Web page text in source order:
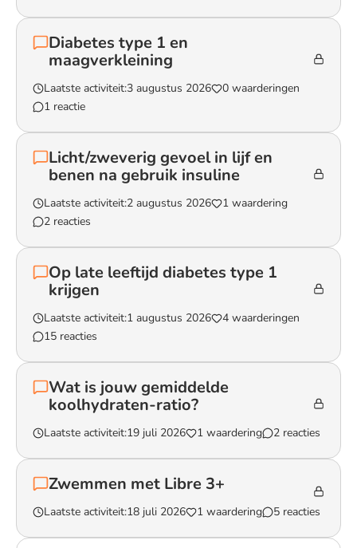
Diabetes type 1 en
maagverkleining
Laatste activiteit:3 augustus 2026
0 waarderingen
1 reactie
Licht/zweverig gevoel in lijf en
benen na gebruik insuline
Laatste activiteit:2 augustus 2026
1 waardering
2 reacties
Lees het gesprek `Licht/zweverig gevoel in lijf en benen na
Op late leeftijd diabetes type 1
krijgen
Laatste activiteit:1 augustus 2026
4 waarderingen
15 reacties
Wat is jouw gemiddelde
koolhydraten-ratio?
Laatste activiteit:19 juli 2026 1 waardering
2 reacties
Lees het gesprek `Wat is jouw gemiddelde koolhydraten-ratio?`
Zwemmen met Libre 3+
Laatste activiteit:18 juli 2026 1 waardering
5 reacties